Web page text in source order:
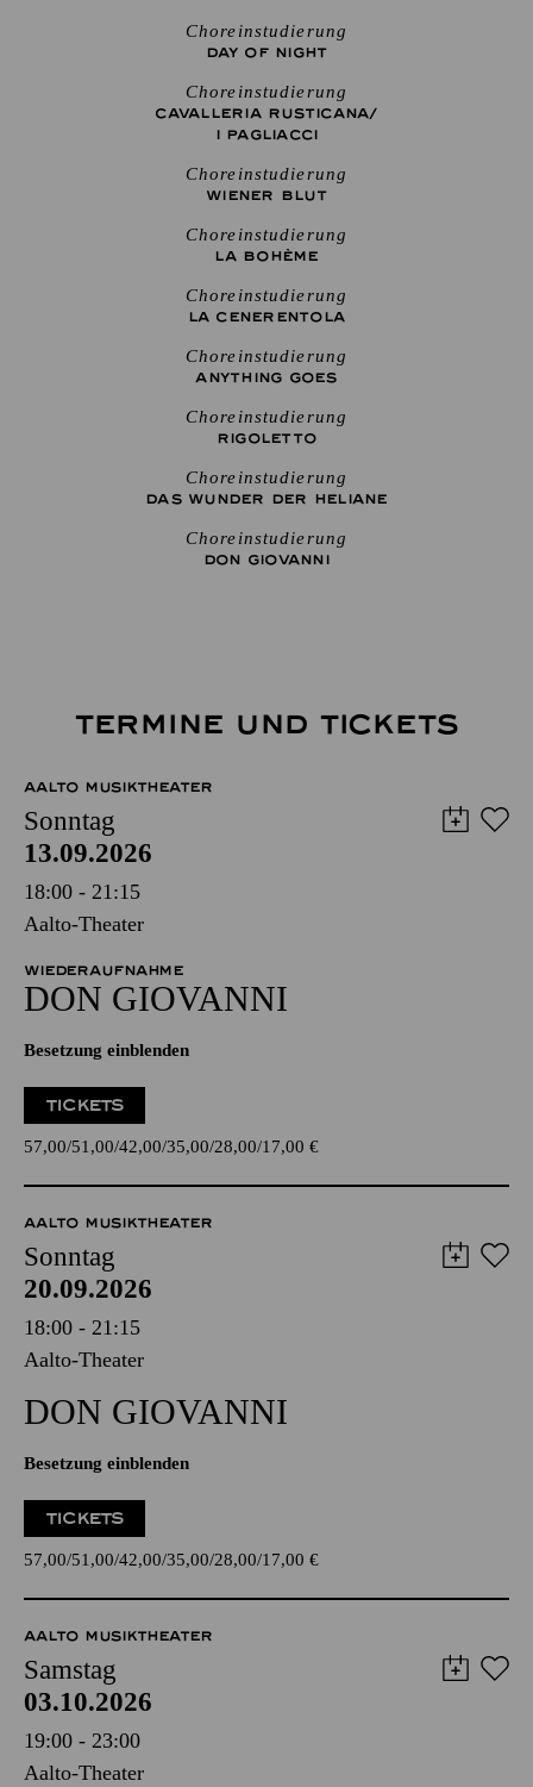
Choreinstudierung
DAY OF NIGHT
Choreinstudierung
CAVALLERIA RUSTICANA/
I PAGLIACCI
Choreinstudierung
WIENER BLUT
Choreinstudierung
LA BOHÈME
Choreinstudierung
LA CENE­RENTOLA
Choreinstudierung
ANYTHING GOES
Choreinstudierung
RIGO­LETTO
Choreinstudierung
DAS WUNDER DER HELIANE
Choreinstudierung
DON GIO­VANNI
TERMINE UND TICKETS
AALTO MUSIKTHEATER
Sonntag
13.09.2026
18:00 - 21:15
Aalto-Theater
WIEDERAUFNAHME
DON GIO­VANNI
Besetzung einblenden
TICKETS
57,00 51,00 42,00 35,00 28,00 17,00 €
AALTO MUSIKTHEATER
Sonntag
20.09.2026
18:00 - 21:15
Aalto-Theater
DON GIO­VANNI
Besetzung einblenden
TICKETS
57,00 51,00 42,00 35,00 28,00 17,00 €
AALTO MUSIKTHEATER
Samstag
03.10.2026
19:00 - 23:00
Aalto-Theater